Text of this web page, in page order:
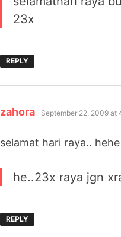
23x
REPLY
zahora says:
September 22, 2009 at
selamat hari raya.. hehe
he..23x raya jgn
REPLY